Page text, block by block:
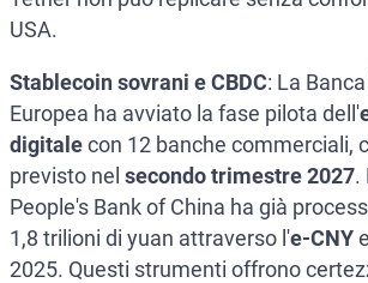
USA.
Stablecoin sovrani e CBDC: La
Europea ha avviato la fase pilota dell'
digitalecon 12 banche commerciali,
previsto nel secondo trimestre 2027.
People's Bank of China ha già
1,8 trilioni di yuan attraverso l'e-CNY
2025. Questi strumenti offrono